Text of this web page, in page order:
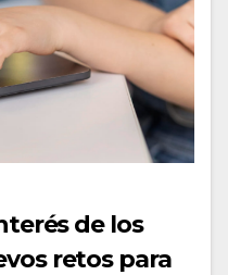
de los
retos para